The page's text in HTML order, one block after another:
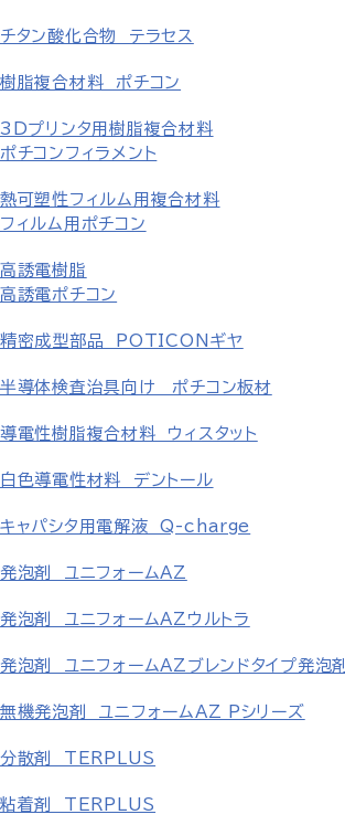
チタン酸化合物 テラセス
樹脂複合材料 ポチコン
3Dプリンタ用樹脂複合材料
ポチコンフィラメント
熱可塑性フィルム用複合材料
フィルム用ポチコン
高誘電樹脂
高誘電ポチコン
精密成型部品 POTICONギヤ
半導体検査治具向け ポチコン板材
導電性樹脂複合材料 ウィスタット
白色導電性材料 デントール
キャパシタ用電解液 Q-charge
発泡剤 ユニフォームAZ
発泡剤 ユニフォームAZウルトラ
発泡剤 ユニフォームAZブレンドタイプ発泡剤
無機発泡剤 ユニフォームAZ Pシリーズ
分散剤 TERPLUS
粘着剤 TERPLUS